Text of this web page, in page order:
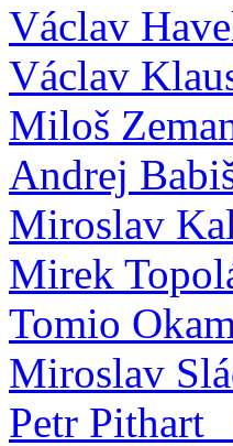
Václav
Václav
Miloš
Andrej
Miroslav
Mirek
Tomio
Miroslav
Petr Pithart